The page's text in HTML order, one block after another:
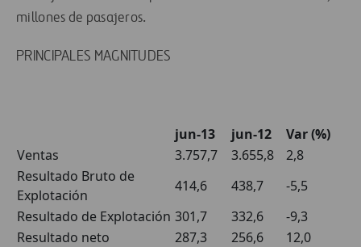
millones de pasajeros.
PRINCIPALES MAGNITUDES
jun-13 jun-12
Var (%)
Ventas
3.757,7 3.655,8
2,8
Resultado Bruto de
Explotación
414,6 438,7
-5,5
Resultado de Explotación 301,7 332,6
-9,3
Resultado neto
287,3 256,6 12,0